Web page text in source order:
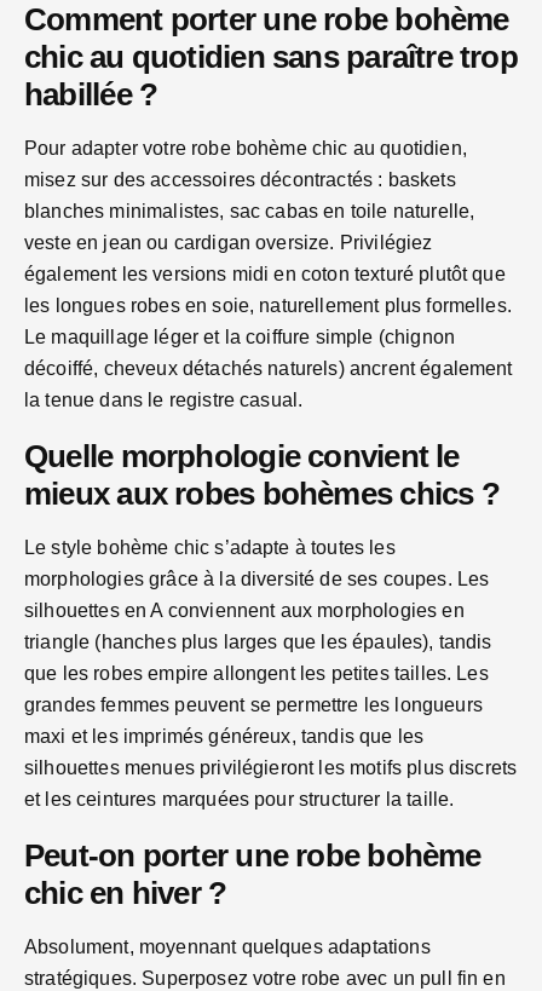
Comment porter une robe bohème
chic au quotidien sans paraître trop
habillée ?
Pour adapter votre robe bohème chic au quotidien,
misez sur des accessoires décontractés : baskets
blanches minimalistes, sac cabas en toile naturelle,
veste en jean ou cardigan oversize. Privilégiez
également les versions midi en coton texturé plutôt que
les longues robes en soie, naturellement plus formelles.
Le maquillage léger et la coiffure simple (chignon
décoiffé, cheveux détachés naturels) ancrent également
la tenue dans le registre casual.
Quelle morphologie convient le
mieux aux robes bohèmes chics ?
Le style bohème chic s’adapte à toutes les
morphologies grâce à la diversité de ses coupes. Les
silhouettes en A conviennent aux morphologies en
triangle (hanches plus larges que les épaules), tandis
que les robes empire allongent les petites tailles. Les
grandes femmes peuvent se permettre les longueurs
maxi et les imprimés généreux, tandis que les
silhouettes menues privilégieront les motifs plus discrets
et les ceintures marquées pour structurer la taille.
Peut-on porter une robe bohème
chic en hiver ?
Absolument, moyennant quelques adaptations
stratégiques. Superposez votre robe avec un pull fin en